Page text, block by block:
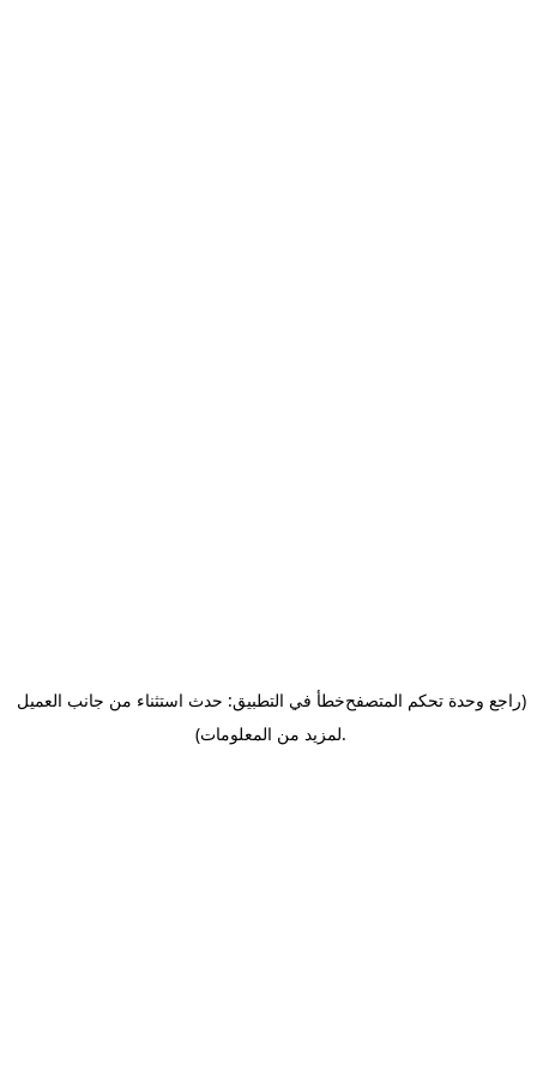
خطأ في التطبيق: حدث استثناء من جانب العميل(راجع وحدة تحكم المتصفح
لمزيد من المعلومات).